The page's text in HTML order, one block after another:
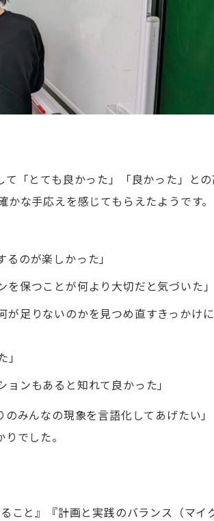
「とても良かった」「良かった」と
な手応えを感じてもらえたようです。
のが楽しかった」
を保つことが何より大切だと気づいた
が足りないのかを見つめ直すきっかけ
ンもあると知れて良かった」
みんなの現象を言語化してあげたい
でした。
こと』『計画と実践のバランス（マイ